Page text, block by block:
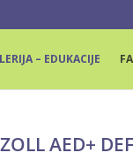
– EDUKACIJE
AED+